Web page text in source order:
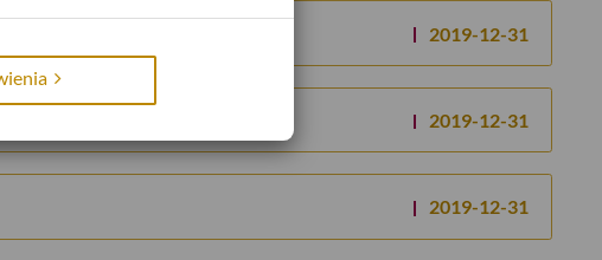
2019-12-31
2019-12-31
2019-12-31
Ustawienia